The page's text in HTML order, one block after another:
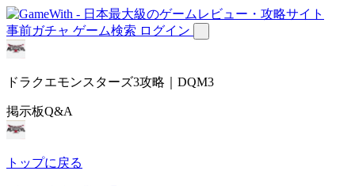
事前ガチャ ゲーム検索 ログイン
ドラクエモンスターズ3攻略｜DQM3
掲示板Q&A
トップに戻る